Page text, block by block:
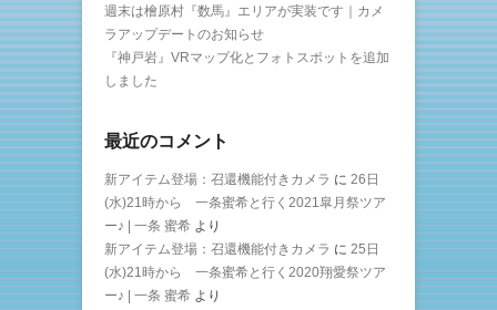
週末は檜原村『数馬』エリアが実装です｜カメ
ラアップデートのお知らせ
『神戸岩』VRマップ化とフォトスポットを追加
しました
最近のコメント
新アイテム登場：召還機能付きカメラ に 26日
(水)21時から 一条蜜希と行く2021皐月祭ツア
ー♪ | 一条 蜜希 より
新アイテム登場：召還機能付きカメラ に 25日
(水)21時から 一条蜜希と行く2020翔愛祭ツア
ー♪ | 一条 蜜希 より